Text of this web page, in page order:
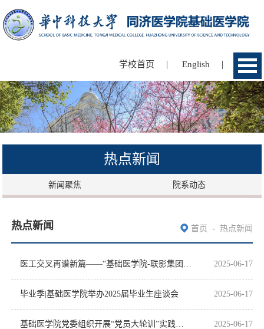
学校首页 | English |
热点新闻
新闻聚焦 院系动态
热点新闻 首页 - 热点新闻
2025-06-17
毕业季|基础医学院举办2025届毕业生座谈会 2025-06-17
2025-06-17